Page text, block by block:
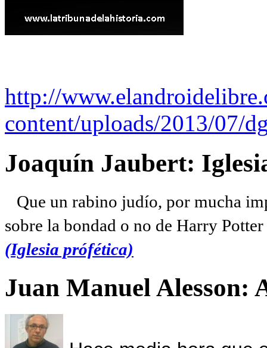
http://
content/uploads/2013/07/
Joaquín Jaubert:
Que un rabino judío, por mucha
sobre la bondad o no de Harry
(Iglesia prófética)
Juan Manuel Alesson: